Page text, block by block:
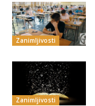
Zanimljivosti
Zanimljivosti